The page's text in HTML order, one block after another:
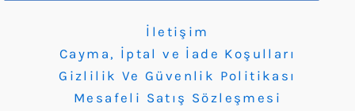
İletişim
Cayma, İptal ve İade Koşulları
Gizlilik Ve Güvenlik Politikası
Mesafeli Satış Sözleşmesi